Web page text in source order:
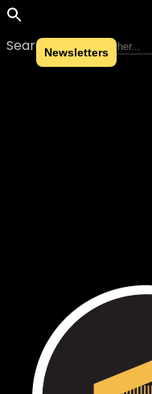
Search for:
Skip to content
Newsletters